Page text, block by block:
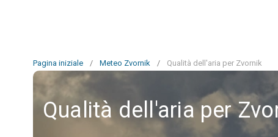
Pagina iniziale / Meteo Zvornik / Qualità dell'aria per Zvornik
Qualità dell'aria per